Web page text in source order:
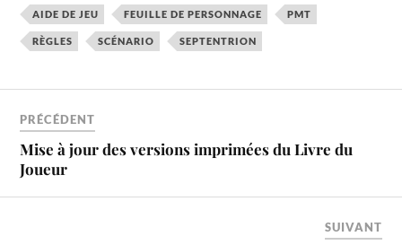
AIDE DE JEU FEUILLE DE PERSONNAGE PMT
RÈGLES SCÉNARIO SEPTENTRION
PRÉCÉDENT
Mise à jour des versions imprimées du Livre du
Joueur
SUIVANT